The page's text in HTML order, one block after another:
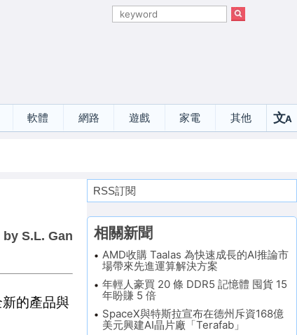
軟體 網路 遊戲 家電 其他 文A
by S.L. Gan
的產品與
RSS訂閱
相關新聞
AMD收購 Taalas 為快速成長的AI推論市
場帶來先進運算解決方案
年輕人豪買 20 條 DDR5 記憶體 囤貨 15
年盼賺 5 倍
SpaceX與特斯拉宣布在德州斥資168億
美元興建AI晶片廠「Terafab」